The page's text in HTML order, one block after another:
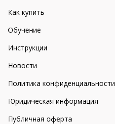
Как купить
Обучение
Инструкции
Новости
Политика конфиденциальности
Юридическая информация
Публичная оферта